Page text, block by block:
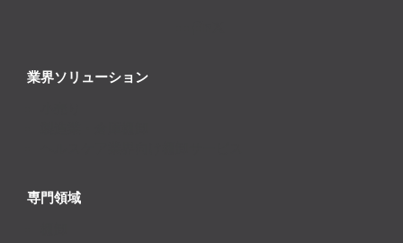
業界ソリューション
専門領域